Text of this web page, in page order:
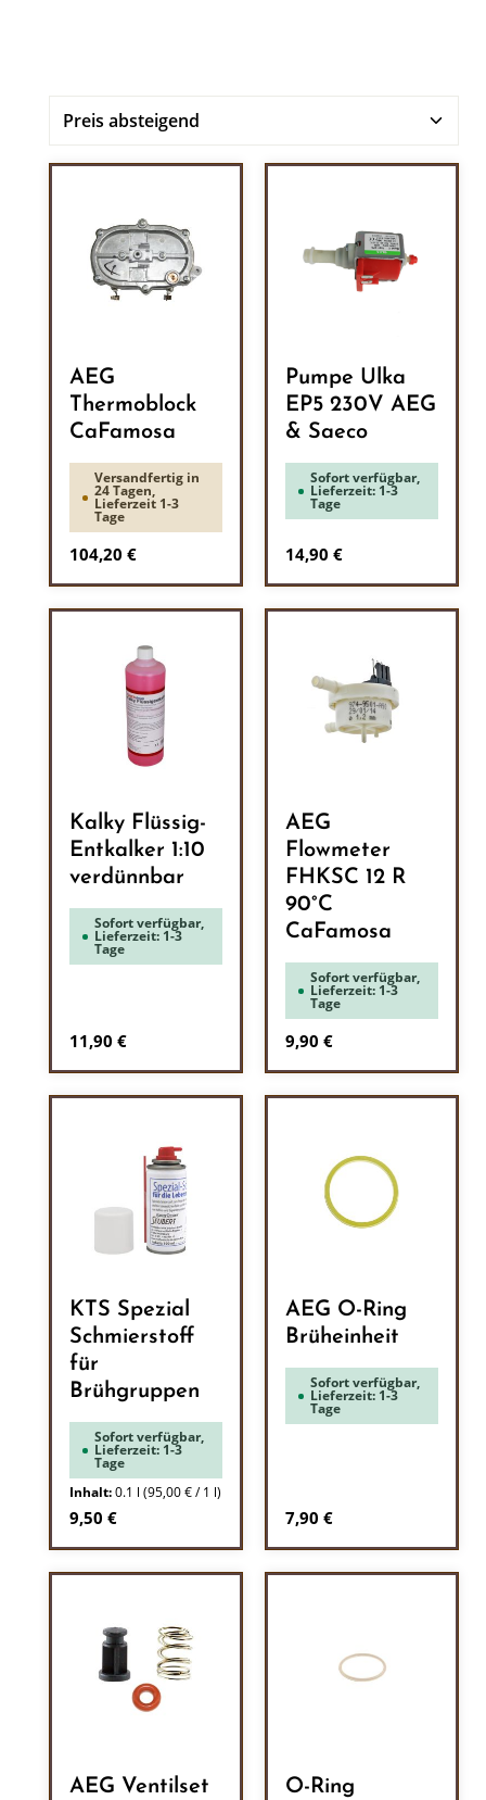
AEG
Thermoblock
CaFamosa
Versandfertig in
24 Tagen,
Lieferzeit 1-3
Tage
Regulärer Preis:
104,20 €
Pumpe Ulka
EP5 230V AEG
& Saeco
Sofort verfügbar,
Lieferzeit: 1-3
Tage
Regulärer Preis:
14,90 €
Kalky Flüssig-
Entkalker 1:10
verdünnbar
Sofort verfügbar,
Lieferzeit: 1-3
Tage
Regulärer Preis:
11,90 €
AEG
Flowmeter
FHKSC 12 R
90°C
CaFamosa
Sofort verfügbar,
Lieferzeit: 1-3
Tage
Regulärer Preis:
9,90 €
KTS Spezial
Schmierstoff
für
Brühgruppen
Sofort verfügbar,
Lieferzeit: 1-3
Tage
Inhalt:0.1 l (95,00 € / 1 l)
Regulärer Preis:
9,50 €
AEG O-Ring
Brüheinheit
Sofort verfügbar,
Lieferzeit: 1-3
Tage
Regulärer Preis:
7,90 €
AEG Ventilset
O-Ring